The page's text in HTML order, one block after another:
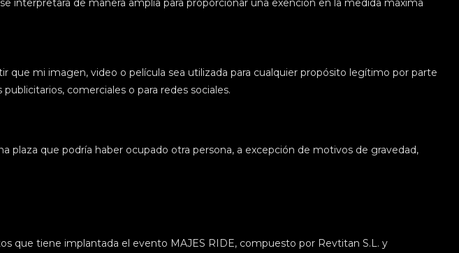
interpretará de manera amplia para proporcionar una exención en la medida máxima
mi imagen, video o película sea utilizada para cualquier propósito legítimo por parte
comerciales o para redes sociales.
plaza que podría haber ocupado otra persona, a excepción de motivos de gravedad,
que tiene implantada el evento MAJES RIDE, compuesto por Revtitan S.L. y